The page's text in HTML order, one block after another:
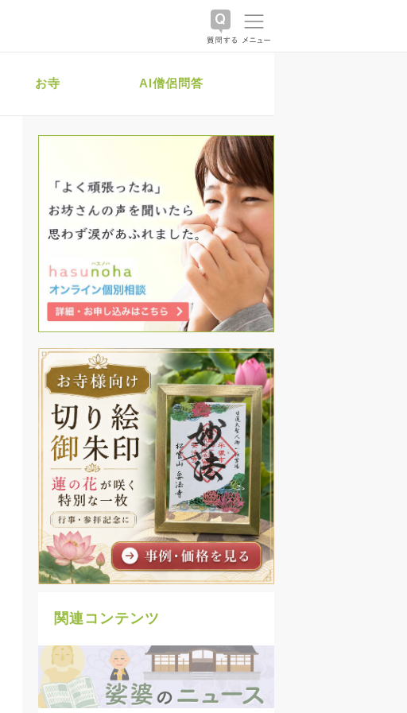
お寺 AI僧侶問答
関連コンテンツ